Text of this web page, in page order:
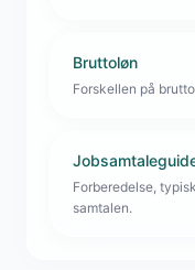
Bruttoløn
Forskellen på
Forberedelse,
samtalen.